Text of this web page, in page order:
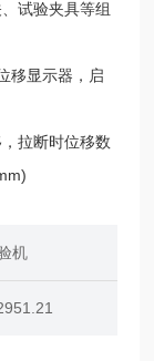
试验夹具等组
显示器，启
拉断时位移数
机